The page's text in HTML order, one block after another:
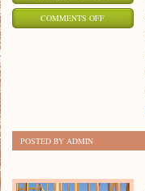
COMMENTS OFFON
POSTED BY ADMIN